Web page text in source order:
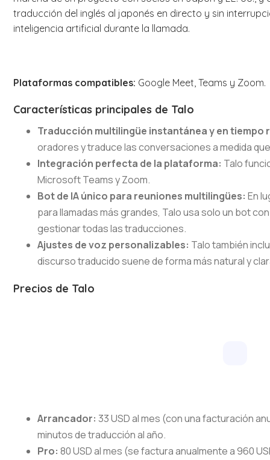
traducción del inglés al japonés en directo y sin
inteligencia artificial durante la llamada.
Plataformas compatibles: Google Meet, Teams y Zoom.
Características principales de Talo
Traducción multilingüe instantánea y en tiempo
oradores y traduce las conversaciones a medida
Integración perfecta de la plataforma: Talo
Microsoft Teams y Zoom.
Bot de IA único para reuniones multilingües: En
para llamadas más grandes, Talo usa solo un bot
gestionar todas las traducciones.
Ajustes de voz personalizables: Talo también
discurso traducido suene de forma más natural y
Precios de Talo
Arrancador: 33 USD al mes (con una facturación
minutos de traducción al año.
Pro:80 USD al mes (se factura anualmente a 960